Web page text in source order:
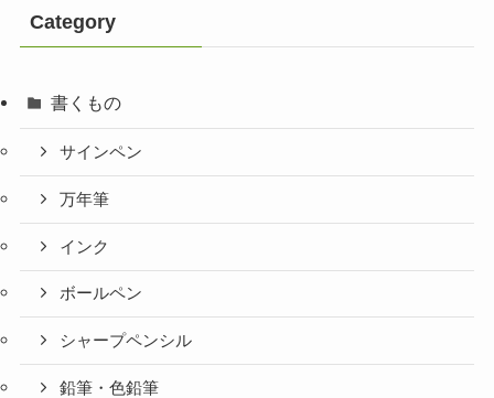
Category
書くもの
サインペン
万年筆
インク
ボールペン
シャープペンシル
鉛筆・色鉛筆